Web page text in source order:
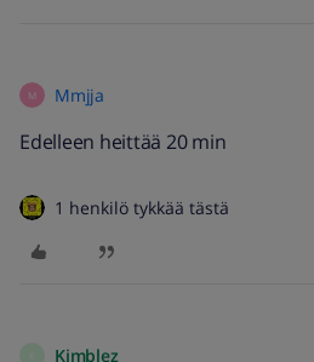
M Mmjja
Edelleen heittää 20 min
1 henkilö tykkää tästä
Kimblez